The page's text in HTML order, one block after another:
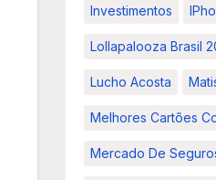
Investimentos
Lollapalooza Brasil
Lucho Acosta
Melhores Cartões
Mercado De